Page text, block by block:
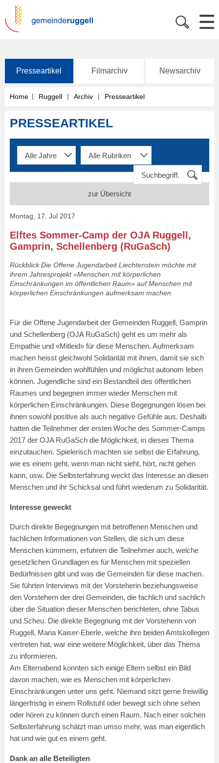
Presseartikel Filmarchiv Newsarchiv
Home | Ruggell | Archiv | Presseartikel
PRESSEARTIKEL
zur Übersicht
Montag, 17. Jul 2017
Elftes Sommer-Camp der OJA Ruggell,
Gamprin, Schellenberg (RuGaSch)
Rückblick Die Offene Jugendarbeit Liechtenstein möchte mit
ihrem Jahresprojekt «Menschen mit körperlichen
Einschränkungen im öffentlichen Raum» auf Menschen mit
körperlichen Einschränkungen aufmerksam machen.
Für die Offene Jugendarbeit der Gemeinden Ruggell, Gamprin
und Schellenberg (OJA RuGaSch) geht es um mehr als
Empathie und «Mitleid» für diese Menschen. Aufmerksam
machen heisst gleichwohl Solidarität mit ihnen, damit sie sich
in ihren Gemeinden wohlfühlen und möglichst autonom leben
können. Jugendliche sind ein Bestandteil des öffentlichen
Raumes und begegnen immer wieder Menschen mit
körperlichen Einschränkungen. Diese Begegnungen lösen bei
ihnen sowohl positive als auch negative Gefühle aus. Deshalb
hatten die Teilnehmer der ersten Woche des Sommer-Camps
2017 der OJA RuGaSch die Möglichkeit, in dieses Thema
einzutauchen. Spielerisch machten sie selbst die Erfahrung,
wie es einem geht, wenn man nicht sieht, hört, nicht gehen
kann, usw. Die Selbsterfahrung weckt das Interesse an diesen
Menschen und ihr Schicksal und führt wiederum zu Solidarität.
Interesse geweckt
Durch direkte Begegnungen mit betroffenen Menschen und
fachlichen Informationen von Stellen, die sich um diese
Menschen kümmern, erfuhren die Teilnehmer auch, welche
gesetzlichen Grundlagen es für Menschen mit speziellen
Bedürfnissen gibt und was die Gemeinden für diese machen.
Sie führten Interviews mit der Vorsteherin beziehungsweise
den Vorstehern der drei Gemeinden, die fachlich und sachlich
über die Situation dieser Menschen berichteten, ohne Tabus
und Scheu. Die direkte Begegnung mit der Vorsteherin von
Ruggell, Maria Kaiser-Eberle, welche ihre beiden Amtskollegen
vertreten hat, war eine weitere Möglichkeit, über das Thema
zu informieren.
Am Elternabend konnten sich einige Eltern selbst ein Bild
davon machen, wie es Menschen mit körperlichen
Einschränkungen unter uns geht. Niemand sitzt gerne freiwillig
längerfristig in einem Rollstuhl oder bewegt sich ohne sehen
oder hören zu können durch einen Raum. Nach einer solchen
Selbsterfahrung schätzt man umso mehr, was man eigentlich
hat und wie gut es einem geht.
Dank an alle Beteiligten